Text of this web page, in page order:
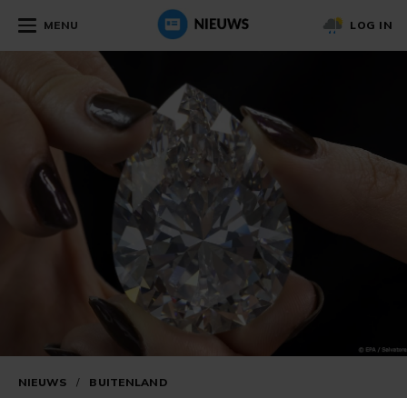
MENU LOG IN
NIEUWS / BUITENLAND